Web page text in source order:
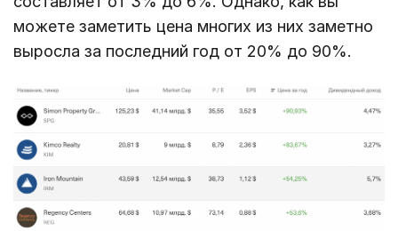
можете заметить цена многих из них заметно
выросла за последний год от 20% до 90%.